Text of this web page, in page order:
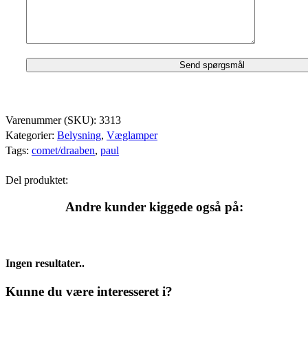
Varenummer (SKU): 3313
Kategorier: Belysning, Væglamper
Tags: comet/draaben, paul
Del produktet:
Andre kunder kiggede også på:
Ingen resultater..
Kunne du være interesseret i?